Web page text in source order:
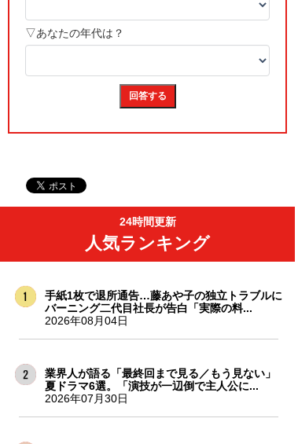
24時間更新
人気ランキング
手紙1枚で退所通告…藤あや子の独立トラブルに
バーニング二代目社長が告白「実際の料...
2026年08月04日
業界人が語る「最終回まで見る／もう見ない」
夏ドラマ6選。「演技が一辺倒で主人公に...
2026年07月30日